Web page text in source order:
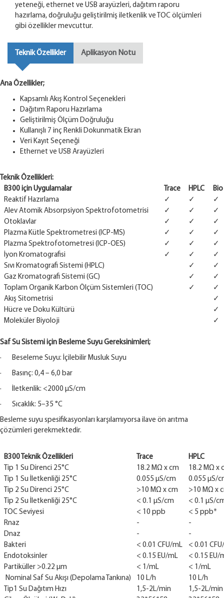
yeteneği, ethernet ve USB arayüzleri, dağıtım raporu
hazırlama, doğruluğu geliştirilmiş iletkenlik ve TOC ölçümleri
gibi özellikler mevcuttur.
Teknik Özellikler Aplikasyon Notu
Ana Özellikler;
Kapsamlı Akış Kontrol Seçenekleri
Dağıtım Raporu Hazırlama
Geliştirilmiş Ölçüm Doğruluğu
Kullanışlı 7 inç Renkli Dokunmatik Ekran
Veri Kayıt Seçeneği
Ethernet ve USB Arayüzleri
Teknik Özellikleri:
B300 için Uygulamalar
Trace HPLC
Bio
Reaktif Hazırlama
✓ ✓
✓
Alev Atomik Absorpsiyon Spektrofotometrisi
✓ ✓
✓
Otoklavlar
✓ ✓
✓
Plazma Kütle Spektrometresi (ICP-MS)
✓ ✓
✓
Plazma Spektrofotometresi (ICP-OES)
✓ ✓
✓
İyon Kromatografisi
✓ ✓
✓
Sıvı Kromatografi Sistemi (HPLC)
✓
✓
Gaz Kromatografi Sistemi (GC)
✓
✓
Toplam Organik Karbon Ölçüm Sistemleri (TOC)
✓
✓
Akış Sitometrisi
✓
Hücre ve Doku Kültürü
✓
Moleküler Biyoloji
✓
Saf Su Sistemi için Besleme Suyu Gereksinimleri;
· Beseleme Suyu: İçilebilir Musluk Suyu
· Basınç: 0,4 – 6,0 bar
· İletkenlik: <2000 μS/cm
· Sıcaklık: 5–35 °C
Besleme suyu spesifikasyonları karşılamıyorsa ilave ön arıtma
çözümleri gerekmektedir.
B300 Teknik Özellikleri Trace
HPLC
Tip 1 Su Direnci 25°C
18.2 MΩ x cm
18.2 MΩ x
Tip 1 Su İletkenliği 25°C
0.055 μS/cm
0.055 μS/
Tip 2 Su Direnci 25°C
>10 MΩ x cm
>10 MΩ x
Tip 2 Su İletkenliği 25°C
< 0.1 μS/cm
< 0.1 μS/
TOC Seviyesi
< 10 ppb
< 5 ppb*
Rnaz
-
-
Dnaz
-
-
Bakteri
< 0.01 CFU/mL
< 0.01
Endotoksinler
< 0.15 EU/mL
< 0.15 EU/
Partiküller >0.22 μm
< 1/mL
< 1/mL
Nominal Saf Su Akışı (Depolama Tankına)
10 L/h
10 L/h
Tip1 Su Dağıtım Hızı
1,5-2L/min
1,5-2L/min